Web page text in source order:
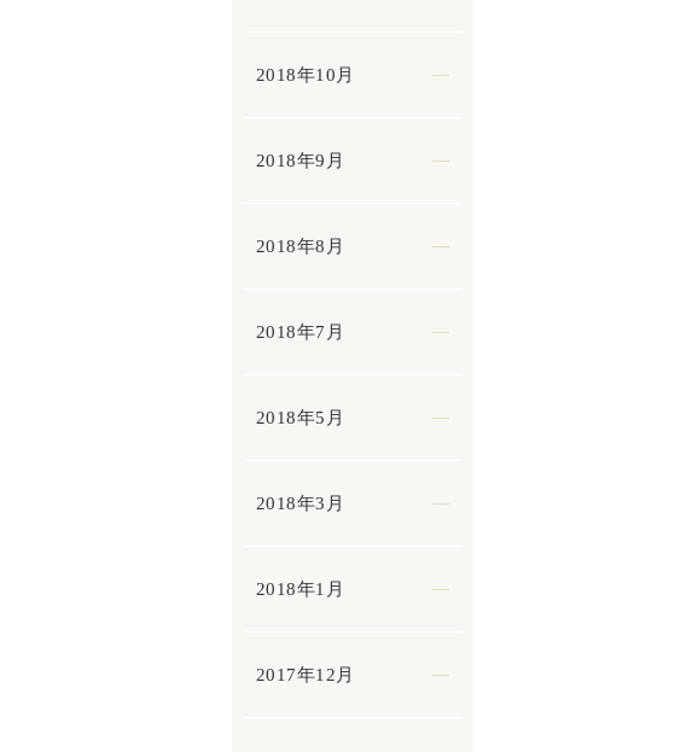
2018年10月
2018年9月
2018年8月
2018年7月
2018年5月
2018年3月
2018年1月
2017年12月